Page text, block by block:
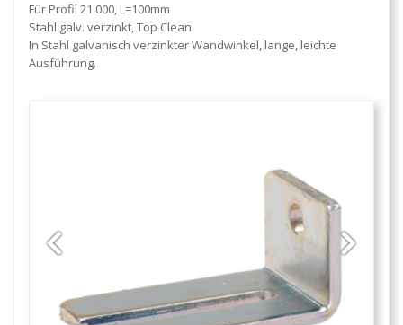
Previous Next
Für Profil 21.000, L=100mm
Stahl galv. verzinkt, Top Clean
In Stahl galvanisch verzinkter Wandwinkel, lange, leichte
Ausführung.